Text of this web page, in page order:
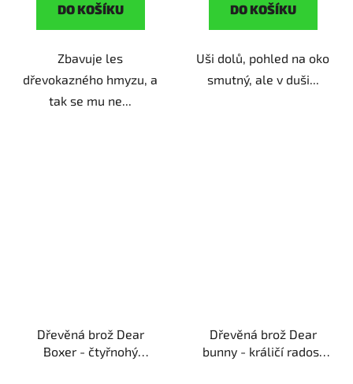
DO KOŠÍKU
Zbavuje les
dřevokazného hmyzu, a
tak se mu ne...
DO KOŠÍKU
Uši dolů, pohled na oko
smutný, ale v duši...
Dřevěná brož Dear
Boxer - čtyřnohý
Dřevěná brož Dear
bunny - králičí radost